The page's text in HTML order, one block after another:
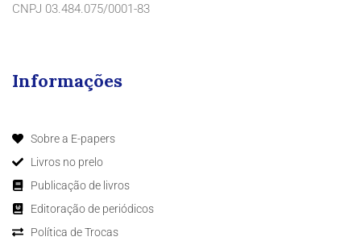
CNPJ 03.484.075/0001-83
Informações
Sobre a E-papers
Livros no prelo
Publicação de livros
Editoração de periódicos
Política de Trocas